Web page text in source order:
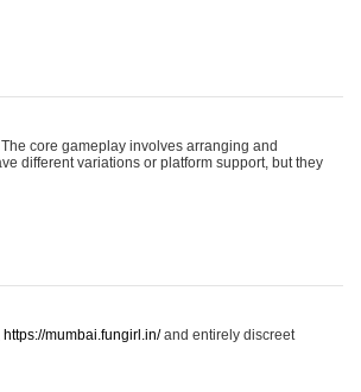
core gameplay involves arranging and
different variations or platform support, but they
https://mumbai.fungirl.in/and entirely discreet